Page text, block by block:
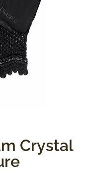
Crystal